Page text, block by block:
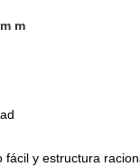
m
fácil y estructura